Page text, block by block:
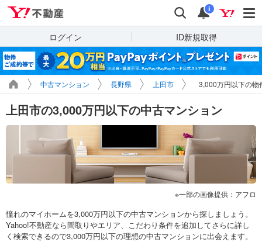
検索 通知
i
ログイン ID新規取得
中古マンション 長野県 上田市 3,000万円以下の物
上田市の3,000万円以下の中古マンション
一部の画像提供：アフロ
憧れのマイホームを3,000万円以下の中古マンションから探しましょう。
Yahoo!不動産なら間取りやエリア、こだわり条件を追加してさらに詳し
く検索できるので3,000万円以下の理想の中古マンションに出会えます。